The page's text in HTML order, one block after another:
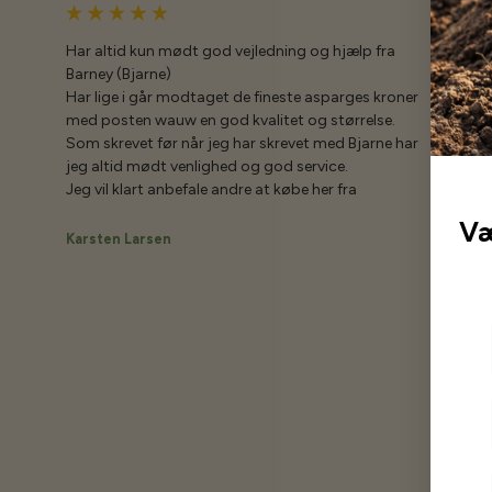
Har altid kun mødt god vejledning og hjælp fra
Barney (Bjarne)
Har lige i går modtaget de fineste asparges kroner
med posten wauw en god kvalitet og størrelse.
Som skrevet før når jeg har skrevet med Bjarne har
jeg altid mødt venlighed og god service.
Jeg vil klart anbefale andre at købe her fra
Karsten Larsen